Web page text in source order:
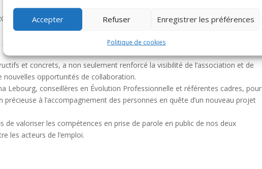
Accepter Refuser Enregistrer les préférences
Politique de cookies
adhérents de Tremplin Cadres hdf, ont eu l’honneur de présenter la
de l’agence France Travail de Lille Vaucanson.
mettre en lumière l’engagement de Tremplin Cadres auprès des cadres en
et concrets, a non seulement renforcé la visibilité de l’association et de
nouvelles opportunités de collaboration.
Lebourg, conseillères en Évolution Professionnelle et référentes cadres, pour
à l’accompagnement des personnes en quête d’un nouveau projet
de valoriser les compétences en prise de parole en public de nos deux
les acteurs de l’emploi.